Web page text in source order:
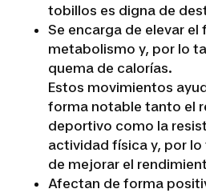
tobillos es digna de
Se encarga de elevar
metabolismo y, por lo
quema de calorías.
Estos movimientos
forma notable tanto el
deportivo como la
actividad física y, por
de mejorar el
Afectan de forma